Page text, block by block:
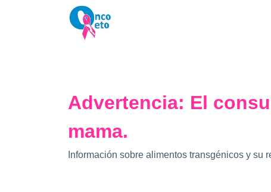
Advertencia: El
mama.
Información sobre alimentos transgénicos y su